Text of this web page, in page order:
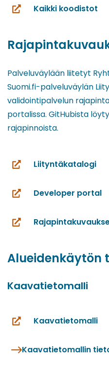
Kaikki koodistot
(siirryt
palveluun)
Palveluväylään liitetyt
Suomi.fi-palveluväylän
validointipalvelun
portalissa. GitHubista
rajapinnoista.
Liityntäkatalogi
(siirryt
palveluun)Developer portal
(siirryt
palveluun)
(siirryt
palveluun)
Alueidenkäytön
Kaavatietomalli
Kaavatietomalli
(siirryt
palveluun)
Kaavatietomallin